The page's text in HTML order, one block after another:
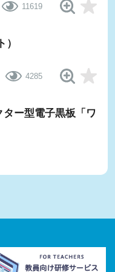
11619
4285
ー型電子黒板「ワ